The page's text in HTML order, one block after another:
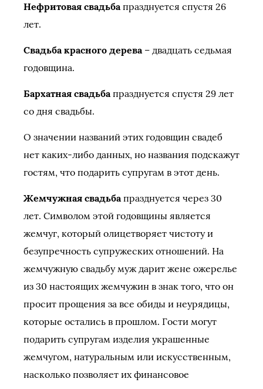
Нефритовая свадьбапразднуется спустя 26
лет.
Свадьба красного дерева– двадцать седьмая
годовщина.
Бархатная свадьбапразднуется спустя 29 лет
со дня свадьбы.
О значении названий этих годовщин свадеб
нет каких-либо данных, но названия подскажут
гостям, что подарить супругам в этот день.
Жемчужная свадьбапразднуется через 30
лет. Символом этой годовщины является
жемчуг, который олицетворяет чистоту и
безупречность супружеских отношений. На
жемчужную свадьбу муж дарит жене ожерелье
из 30 настоящих жемчужин в знак того, что он
просит прощения за все обиды и неурядицы,
которые остались в прошлом. Гости могут
подарить супругам изделия украшенные
жемчугом, натуральным или искусственным,
насколько позволяет их финансовое